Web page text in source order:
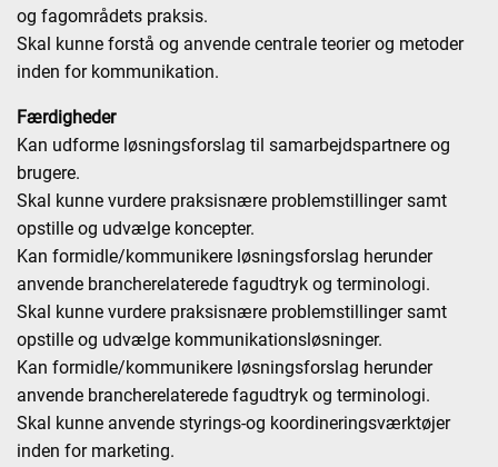
og fagområdets praksis.
Skal kunne forstå og anvende centrale teorier og metoder
inden for kommunikation.
Færdigheder
Kan udforme løsningsforslag til samarbejdspartnere og
brugere.
Skal kunne vurdere praksisnære problemstillinger samt
opstille og udvælge koncepter.
Kan formidle/kommunikere løsningsforslag herunder
anvende brancherelaterede fagudtryk og terminologi.
Skal kunne vurdere praksisnære problemstillinger samt
opstille og udvælge kommunikationsløsninger.
Kan formidle/kommunikere løsningsforslag herunder
anvende brancherelaterede fagudtryk og terminologi.
Skal kunne anvende styrings-og koordineringsværktøjer
inden for marketing.